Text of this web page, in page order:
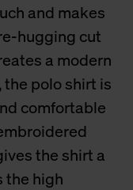
and makes
hugging cut
a modern
the polo shirt is
comfortable
the shirt a
the high